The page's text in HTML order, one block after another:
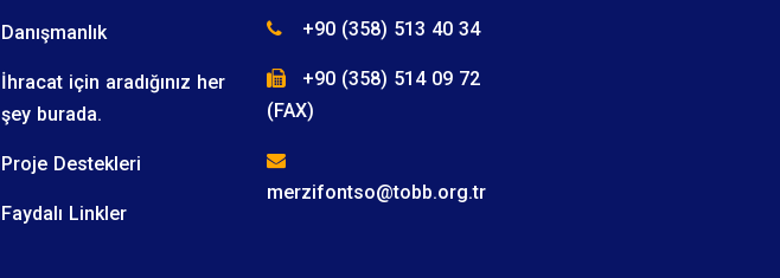
Danışmanlık
İhracat için aradığınız her
şey burada.
Proje Destekleri
Faydalı Linkler
+90 (358) 513 40 34
+90 (358) 514 09 72
(FAX)
merzifontso@tobb.org.tr